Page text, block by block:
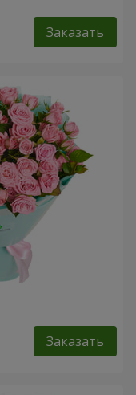
Заказать
Заказать